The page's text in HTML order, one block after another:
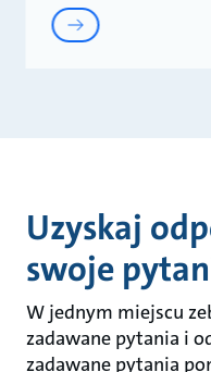
Uzyskaj
swoje
W jednym miejscu
zadawane pytania i
zadawane pytania